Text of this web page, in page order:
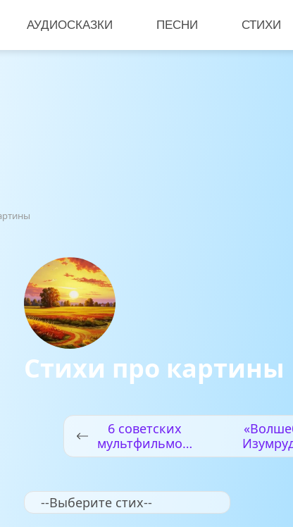
АУДИОСКАЗКИ ПЕСНИ СТИХИ
Стихи про картины
6 советских
мультфильмов,
которые стоит
современным
детям
--Выберите стих--